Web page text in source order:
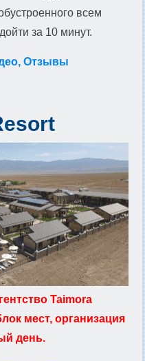
всем
за 10 минут.
Отзывы
Taimora
мест, организация
день.